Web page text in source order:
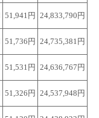
51,941円 24,833,790円
51,736円 24,735,381円
51,531円 24,636,767円
51,326円 24,537,948円